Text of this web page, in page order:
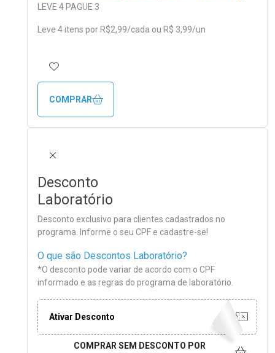
LEVE 4 PAGUE 3
Leve 4 itens por R$2,99/cada ou R$ 3,99/un
ADICIONAR AOS FAVORITOS
COMPRAR
FECHAR
Desconto
Laboratório
Desconto exclusivo para clientes cadastrados no
programa. Informe o seu CPF e cadastre-se!
O que são Descontos Laboratório?
*O desconto pode variar de acordo com o CPF
informado e as regras do programa de laboratório.
Ativar Desconto
COMPRAR SEM DESCONTO POR